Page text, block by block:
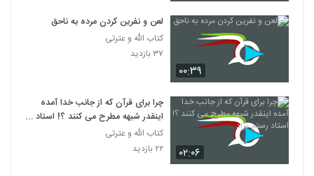
۰۰:۳۹
لعن و نفرين کردن مرده به ناحق
کتاب الله و عترتی
۳۷ بازدید
۰۲:۰۶
چرا برای قرآن که از جانب خدا آمده
اینقدر شبهه مطرح می کنند ؟! استاد
رستم نژاد
کتاب الله و عترتی
۲۲ بازدید